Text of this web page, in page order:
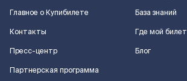
Главное о Купибилете
Контакты
Пресс-центр
Партнерская программа
База знаний
Где мой билет
Блог